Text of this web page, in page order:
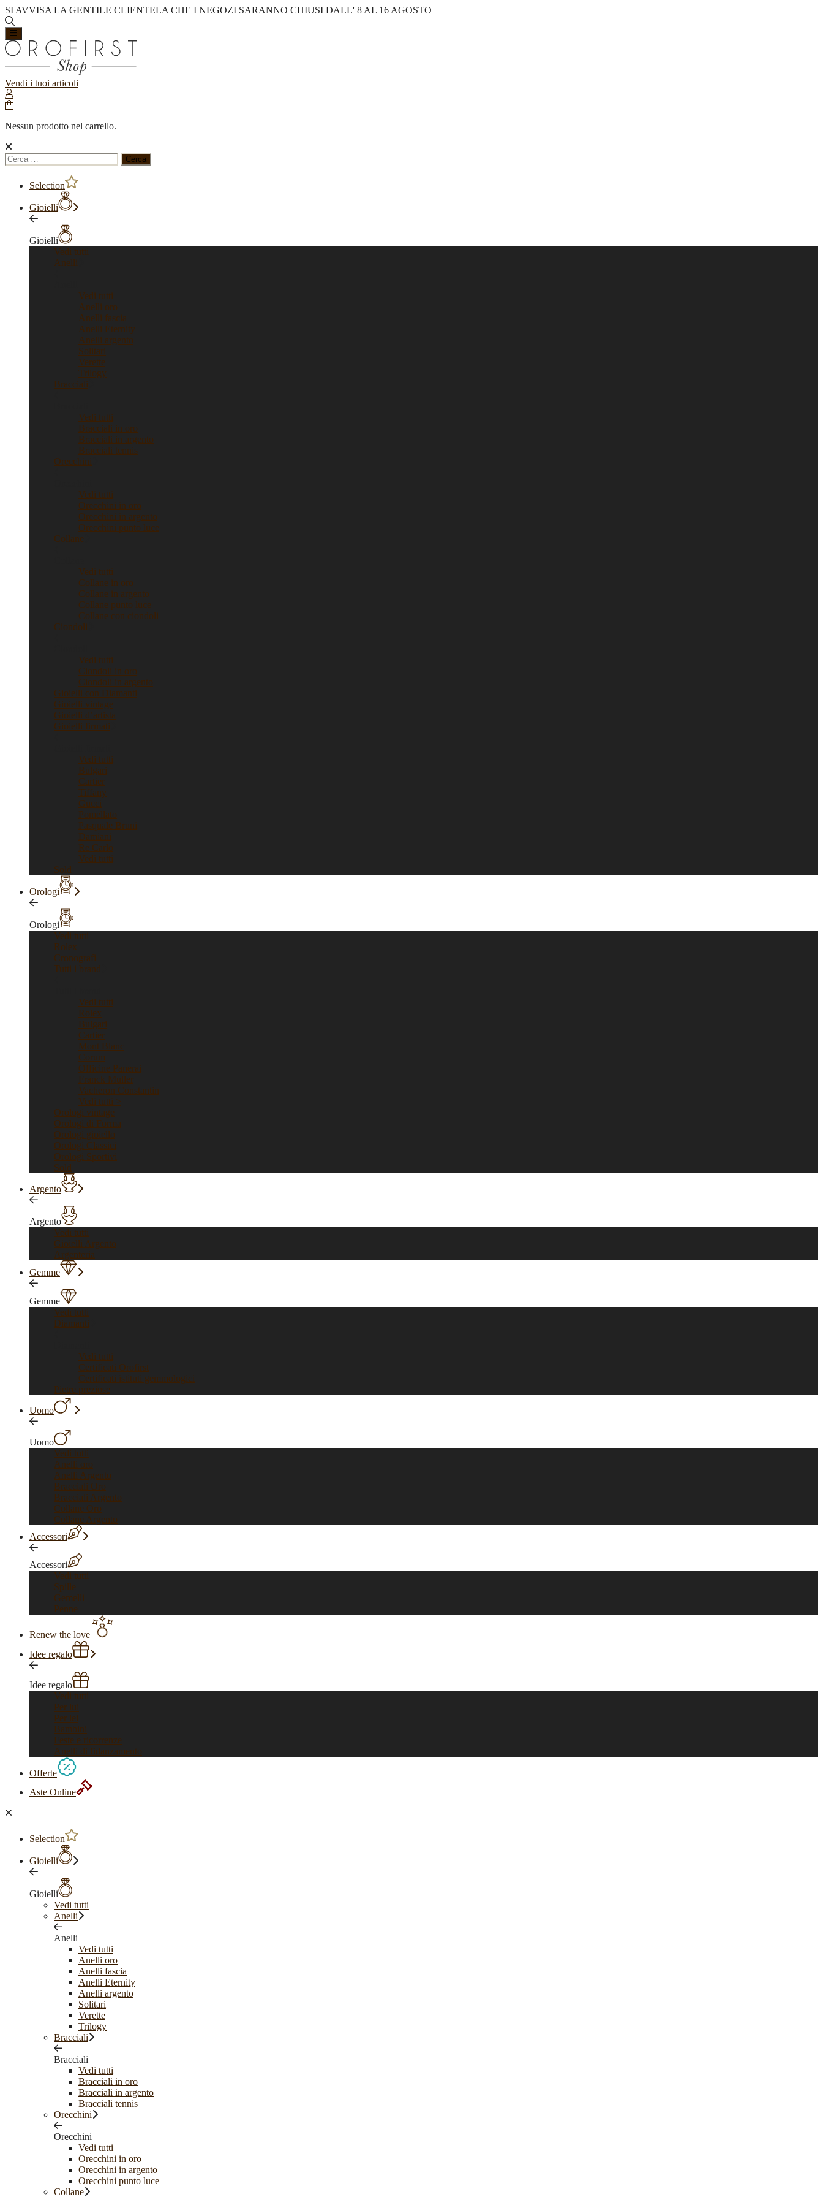
SI AVVISA LA GENTILE CLIENTELA CHE I NEGOZI SARANNO CHIUSI DALL' 8 AL 16 AGOSTO
Vendi i tuoi articoli
Nessun prodotto nel carrello.
Ricerca
per:
Selection
Gioielli
Gioielli
Vedi tutti
Anelli
Vedi tutti
Anelli oro
Anelli fascia
Anelli Eternity
Anelli argento
Solitari
Verette
Trilogy
Bracciali
Vedi tutti
Bracciali in oro
Bracciali in argento
Bracciali tennis
Orecchini
Vedi tutti
Orecchini in oro
Orecchini in argento
Orecchini punto luce
Collane
Vedi tutti
Collane in oro
Collane in argento
Collane punto luce
Collane con ciondoli
Ciondoli
Vedi tutti
Ciondoli in oro
Ciondoli in argento
Gioielli con Diamanti
Gioielli vintage
Gioielli d’artista
Gioielli firmati
Vedi tutti
Bulgari
Cartier
Tiffany
Gucci
Pomellato
Pasquale Bruni
Damiani
Re Carlo
Vedi tutti
Sold
Orologi
Orologi
Vedi tutti
Rolex
Cronografi
Tutti i brand
Vedi tutti
Rolex
Bulgari
Cartier
Mont Blanc
Corum
Officine Panerai
Franck Muller
Vacheron Constantin
Vedi tutti >
Orologi vintage
Orologi di Forma
Orologi gioiello
Orologi Classici
Orologi Sportivi
Sold
Argento
Argento
Vedi tutti
Gioielli Argento
Argenteria
Gemme
Gemme
Vedi tutti
Diamanti
Vedi tutti
Certificati Orofirst
Certificati istituti gemmologici
Pietre preziose
Uomo
Uomo
Vedi tutti
Anelli oro
Anelli Argento
Bracciali Oro
Bracciali Argento
Collane Oro
Collane Argento
Accessori
Accessori
Vedi tutti
Spille
Gemelli
Penne
Renew the love
Idee regalo
Idee regalo
Vedi tutti
Per lui
Per lei
Bambini
Feste e ricorrenze
Anelli di fidanzamento
Offerte
Aste Online
Selection
Gioielli
Gioielli
Vedi tutti
Anelli
Anelli
Vedi tutti
Anelli oro
Anelli fascia
Anelli Eternity
Anelli argento
Solitari
Verette
Trilogy
Bracciali
Bracciali
Vedi tutti
Bracciali in oro
Bracciali in argento
Bracciali tennis
Orecchini
Orecchini
Vedi tutti
Orecchini in oro
Orecchini in argento
Orecchini punto luce
Collane